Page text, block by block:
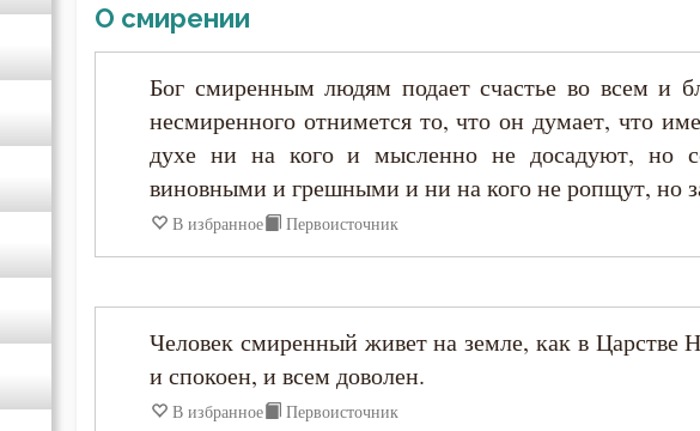
Афанасий (Сахаров)
Василий Великий
Григорий Богослов
О смирении
Бог смиренным людям подает счастье во всем и
несмиренного отнимется то, что он думает, что
духе ни на кого и мысленно не досадуют, но
виновными и грешными и ни на кого не ропщут, но
В избранное Первоисточник
Человек смиренный живет на земле, как в Царстве
и спокоен, и всем доволен.
В избранное Первоисточник